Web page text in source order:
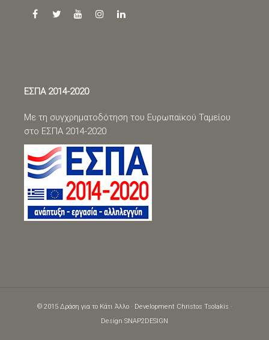
ΕΣΠΑ 2014-2020
Με τη συγχρηματοδότηση του Ευρωπαϊκού Ταμείου
στο ΕΣΠΑ 2014-2020
© 2015 Δράση για το Κάτι Άλλο · Development Christos Tsolakis ·
Design SNAP2DESIGN